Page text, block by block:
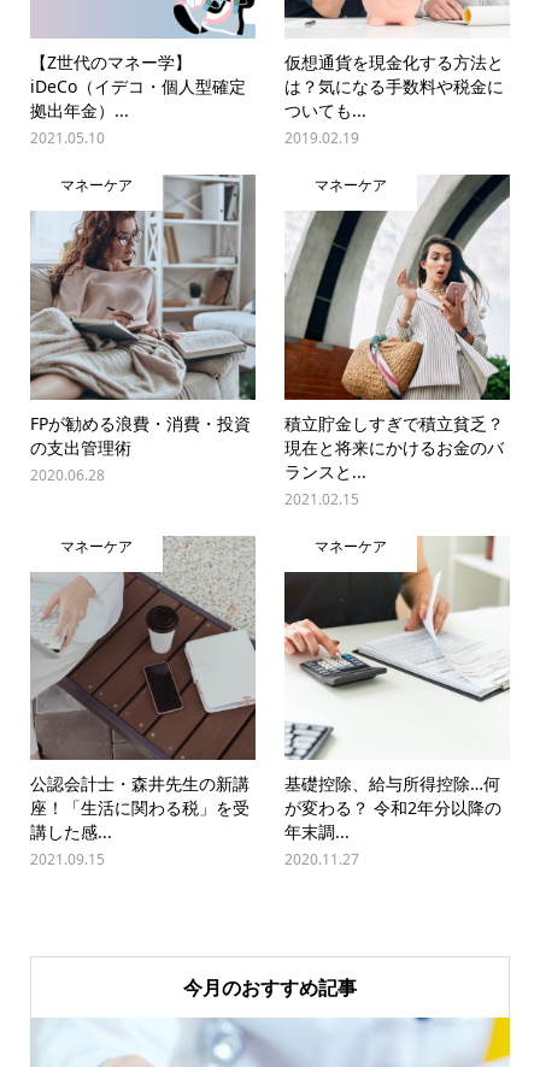
【Z世代のマネー学】
iDeCo（イデコ・個人型確定
拠出年金）...
2021.05.10
仮想通貨を現金化する方法と
は？気になる手数料や税金に
ついても...
2019.02.19
マネーケア
FPが勧める浪費・消費・投資
の支出管理術
2020.06.28
マネーケア
積立貯金しすぎで積立貧乏？
現在と将来にかけるお金のバ
ランスと...
2021.02.15
マネーケア
公認会計士・森井先生の新講
座！「生活に関わる税」を受
講した感...
2021.09.15
マネーケア
基礎控除、給与所得控除…何
が変わる？ 令和2年分以降の
年末調...
2020.11.27
今月のおすすめ記事